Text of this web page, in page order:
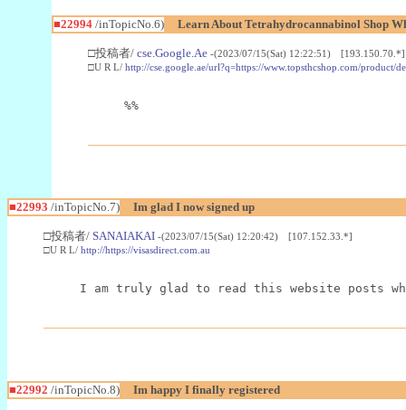
■22994/inTopicNo.6) Learn About Tetrahydrocannabinol Shop
□投稿者/ cse.Google.Ae -(2023/07/15(Sat) 12:22:51) [193.150.70.*]
□U R L/ http://cse.google.ae/url?q=https://www.topsthcshop.com/
%%
■22993 /inTopicNo.7) Im glad I now signed up
□投稿者/ SANAIAKAI -(2023/07/15(Sat) 12:20:42) [107.152.33.*]
□U R L/ http://https://visasdirect.com.au
I am truly glad to read this website posts
■22992 /inTopicNo.8) Im happy I finally registered